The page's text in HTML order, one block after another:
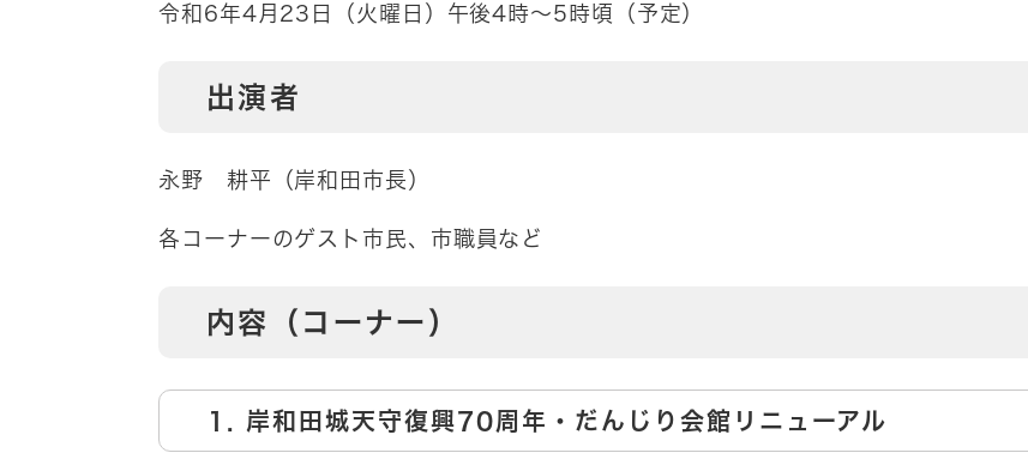
令和6年4月23日（火曜日）午後4時～5時頃（予定）
出演者
永野 耕平（岸和田市長）
各コーナーのゲスト市民、市職員など
内容（コーナー）
1. 岸和田城天守復興70周年・だんじり会館リニューアル